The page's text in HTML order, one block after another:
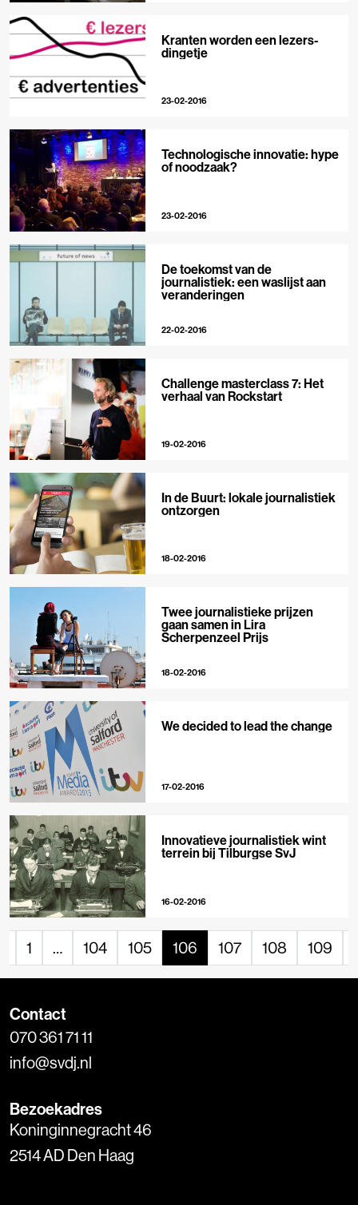
Kranten worden een lezers-
dingetje
23-02-2016
Technologische innovatie: hype
of noodzaak?
23-02-2016
De toekomst van de
journalistiek: een waslijst aan
veranderingen
22-02-2016
Challenge masterclass 7: Het
verhaal van Rockstart
19-02-2016
In de Buurt: lokale journalistiek
ontzorgen
18-02-2016
Twee journalistieke prijzen
gaan samen in Lira
Scherpenzeel Prijs
18-02-2016
We decided to lead the change
17-02-2016
Innovatieve journalistiek wint
terrein bij Tilburgse SvJ
16-02-2016
1 … 104 105 106 107 108 109
Contact
070 361 71 11
info@svdj.nl
Bezoekadres
Koninginnegracht 46
2514 AD Den Haag